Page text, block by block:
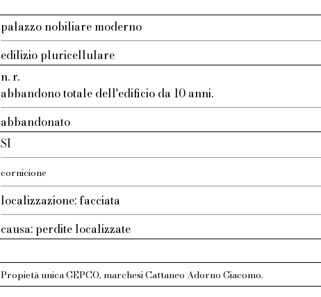
palazzo nobiliare moderno
edilizio pluricellulare
n. r.
abbandono totale dell'edificio da 10 anni.
abbandonato
SI
cornicione
localizzazione: facciata
causa: perdite localizzate
Propietà unica GEPCO, marchesi Cattaneo Adorno Giacomo.